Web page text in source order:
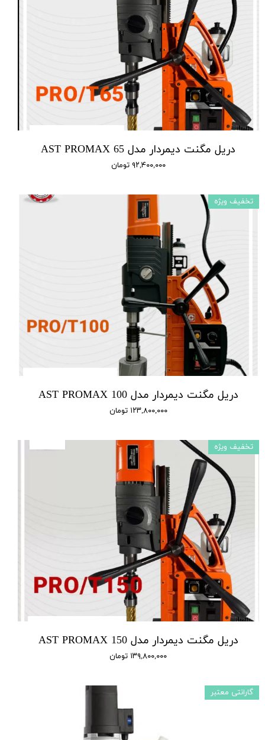
دریل مگنت دیمردار مدل AST PROMAX 65
۹۲,۴۰۰,۰۰۰ تومان
دریل مگنت دیمردار مدل AST PROMAX 100
۱۲۳,۸۰۰,۰۰۰ تومان
تخفیف ویژه
دریل مگنت دیمردار مدل AST PROMAX 150
۱۳۹,۸۰۰,۰۰۰ تومان
تخفیف ویژه
گارانتی معتبر